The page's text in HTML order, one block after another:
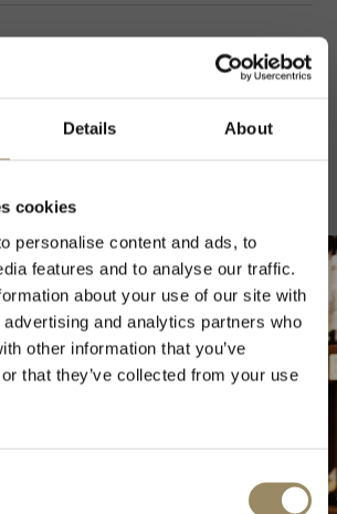
Details About
cookies
personalise content and ads, to
features and to analyse our traffic.
about your use of our site with
and analytics partners who
other information that you’ve
that they’ve collected from your use
AGGIUNGI AL CARRELLO
Altre annate
in ARVI!
al sito di ARVI SA, dichiaro di
di avere l'età minima